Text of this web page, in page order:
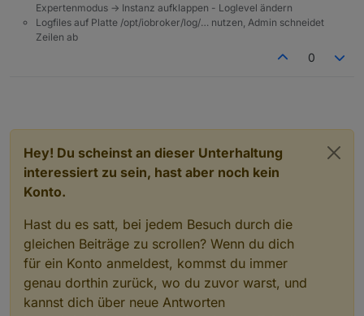
Expertenmodus -> Instanz aufklappen - Loglevel ändern
Logfiles auf Platte /opt/iobroker/log/… nutzen, Admin schneidet
Zeilen ab
0
Hey! Du scheinst an dieser Unterhaltung
interessiert zu sein, hast aber noch kein
Konto.
Hast du es satt, bei jedem Besuch durch die
gleichen Beiträge zu scrollen? Wenn du dich
für ein Konto anmeldest, kommst du immer
genau dorthin zurück, wo du zuvor warst, und
kannst dich über neue Antworten